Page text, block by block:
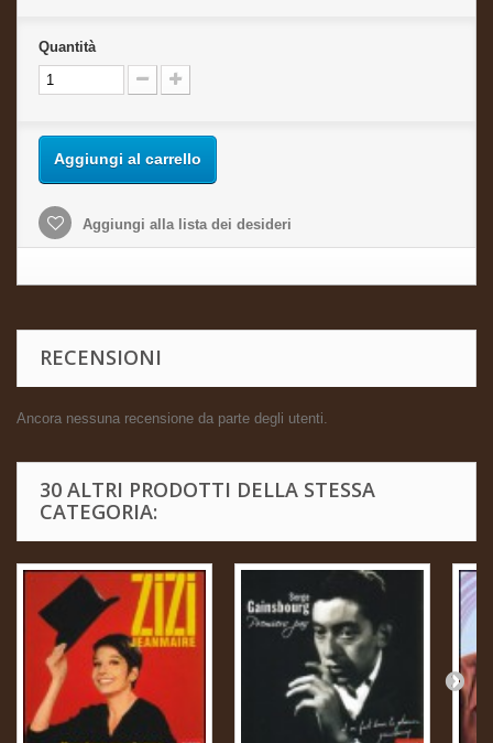
Quantità
Aggiungi al carrello
Aggiungi alla lista dei desideri
RECENSIONI
Ancora nessuna recensione da parte degli utenti.
30 ALTRI PRODOTTI DELLA STESSA
CATEGORIA: